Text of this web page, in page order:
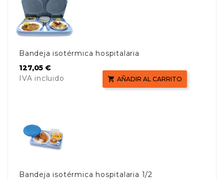
Bandeja isotérmica hospitalaria
Precio
127,05 €
IVA incluido
 AÑADIR AL CARRITO
Bandeja isotérmica hospitalaria 1/2